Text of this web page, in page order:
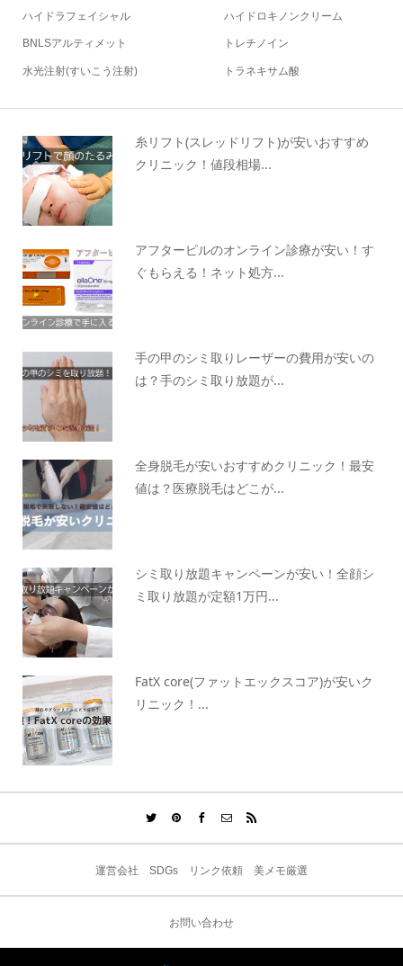
ハイドラフェイシャル
BNLSアルティメット
水光注射(すいこう注射)
ハイドロキノンクリーム
トレチノイン
トラネキサム酸
糸リフト(スレッドリフト)が安いおすすめ
クリニック！値段相場...
アフターピルのオンライン診療が安い！す
ぐもらえる！ネット処方...
手の甲のシミ取りレーザーの費用が安いの
は？手のシミ取り放題が...
全身脱毛が安いおすすめクリニック！最安
値は？医療脱毛はどこが...
シミ取り放題キャンペーンが安い！全顔シ
ミ取り放題が定額1万円...
FatX core(ファットエックスコア)が安いク
リニック！...
運営会社 SDGs リンク依頼 美メモ厳選
お問い合わせ